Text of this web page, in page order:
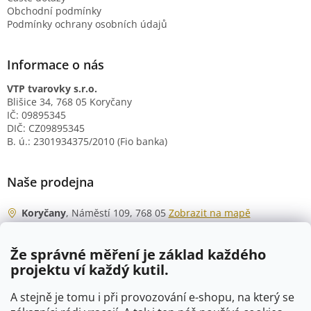
Že správné měření je základ každého
projektu ví každý kutil.
A stejně je tomu i při provozování e-shopu, na který se
Obchodní podmínky
Podmínky ochrany osobních údajů
Informace o nás
VTP tvarovky s.r.o.
Blišice 34, 768 05 Koryčany
IČ: 09895345
DIČ: CZ09895345
B. ú.: 2301934375/2010 (Fio banka)
Naše prodejna
Koryčany, Náměstí 109, 768 05 Zobrazit na mapě
Po - Čt
06:00 - 07:00
07:30 - 15:30
Pá
06:00 - 07:00
07:30 - 15:00